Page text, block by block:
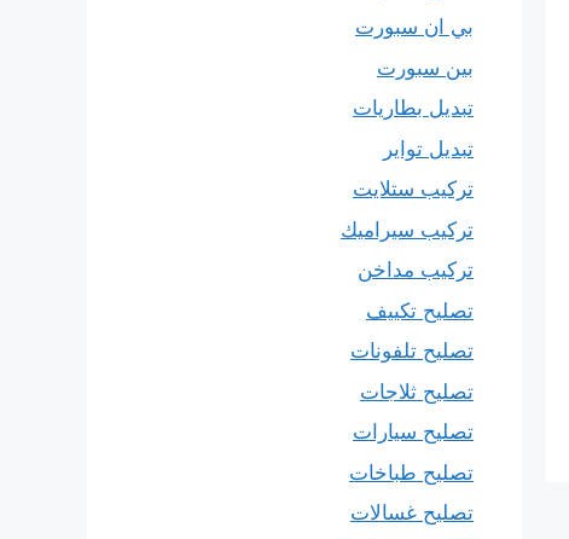
بي ان سبورت
بين سبورت
تبديل بطاريات
تبديل تواير
تركيب ستلايت
تركيب سيراميك
تركيب مداخن
تصليح تكييف
تصليح تلفونات
تصليح ثلاجات
تصليح سيارات
تصليح طباخات
تصليح غسالات